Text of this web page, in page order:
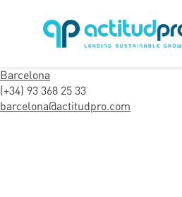
Barcelona
(+34) 93 368 25 33
barcelona@actitudpro.com